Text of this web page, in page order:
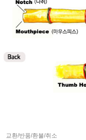
교환/반품/환불/취소